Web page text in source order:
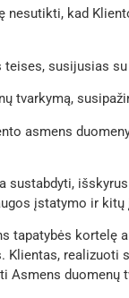
kad
susijusias
tvarkymą,
asmens
įstatymo ir
tapatybės